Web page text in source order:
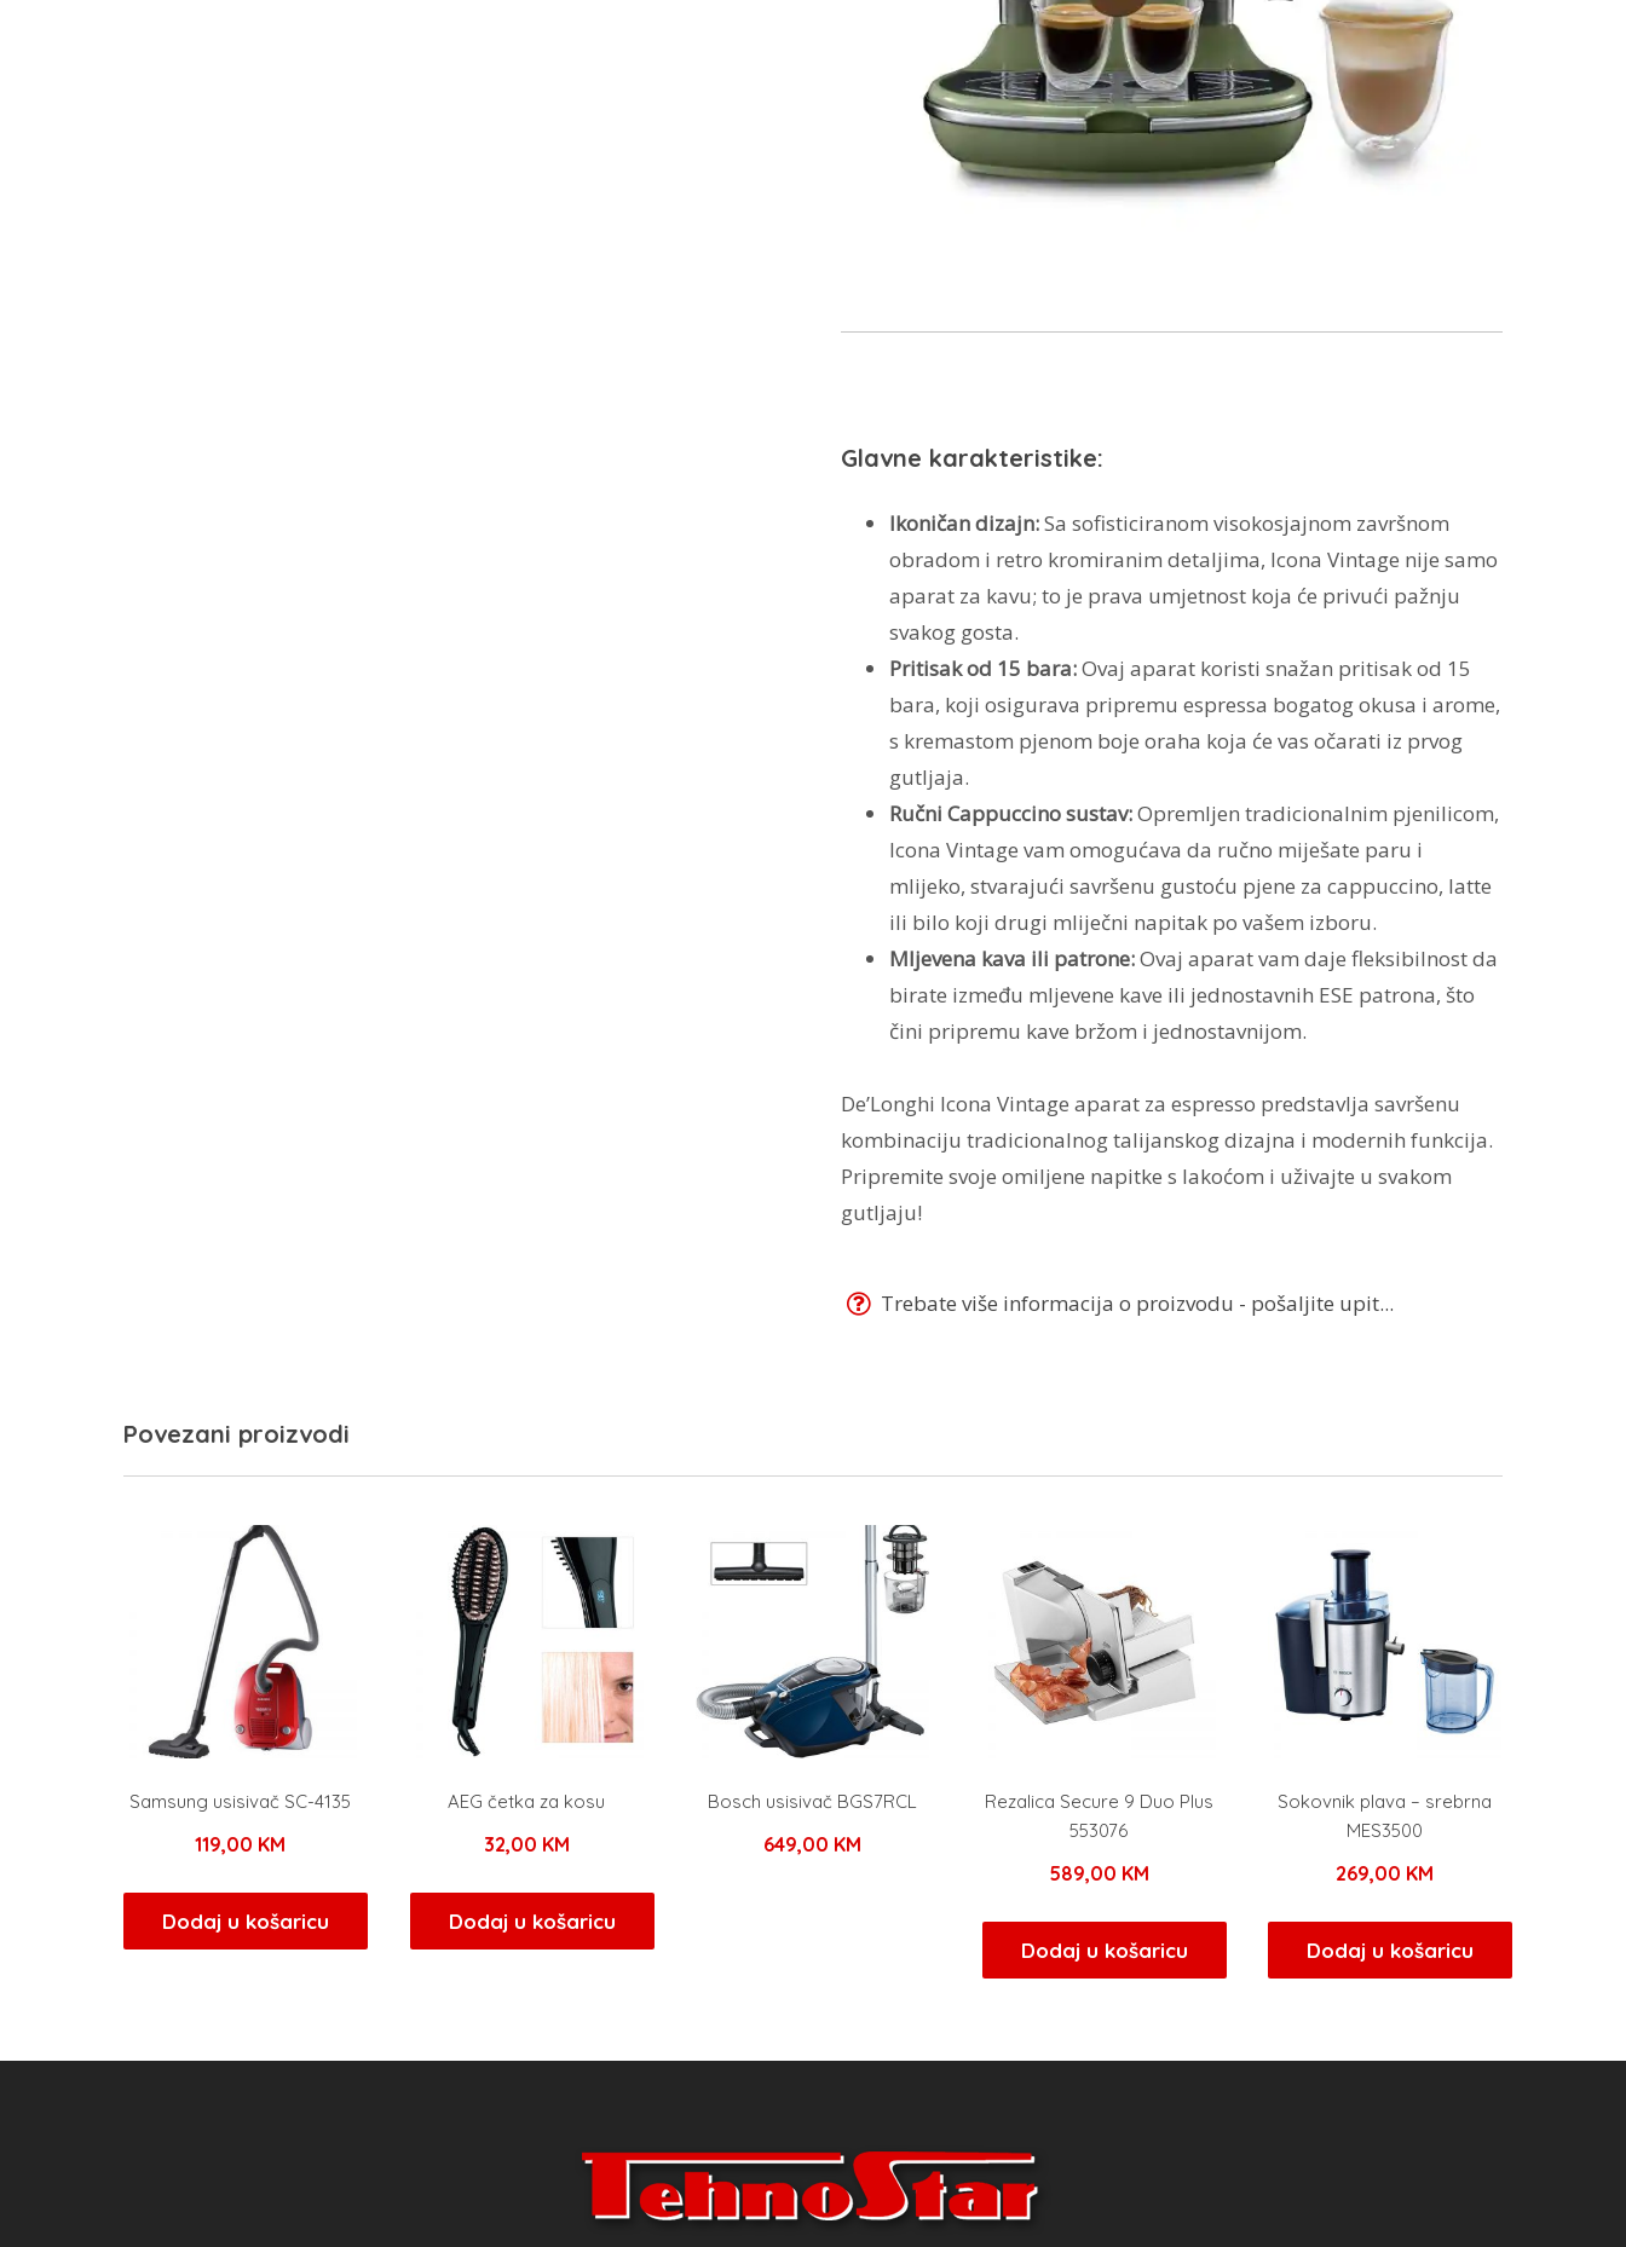
Glavne karakteristike:
Ikoničan dizajn:Sa sofisticiranom visokosjajnom završnom
obradom i retro kromiranim detaljima, Icona Vintage nije samo
aparat za kavu; to je prava umjetnost koja će privući pažnju
svakog gosta.
Pritisak od 15 bara:Ovaj aparat koristi snažan pritisak od 15
bara, koji osigurava pripremu espressa bogatog okusa i arome,
s kremastom pjenom boje oraha koja će vas očarati iz prvog
gutljaja.
Ručni Cappuccino sustav:Opremljen tradicionalnim pjenilicom,
Icona Vintage vam omogućava da ručno miješate paru i
mlijeko, stvarajući savršenu gustoću pjene za cappuccino, latte
ili bilo koji drugi mliječni napitak po vašem izboru.
Mljevena kava ili patrone:Ovaj aparat vam daje fleksibilnost da
birate između mljevene kave ili jednostavnih ESE patrona, što
čini pripremu kave bržom i jednostavnijom.
De’Longhi Icona Vintage aparat za espresso predstavlja savršenu
kombinaciju tradicionalnog talijanskog dizajna i modernih funkcija.
Pripremite svoje omiljene napitke s lakoćom i uživajte u svakom
gutljaju!
Trebate više informacija o proizvodu - pošaljite upit...
Povezani proizvodi
Samsung usisivač SC-4135
119,00 KM
Dodaj u košaricu
AEG četka za kosu
32,00 KM
Dodaj u košaricu
Bosch usisivač BGS7RCL
649,00 KM
Rezalica Secure 9 Duo Plus
553076
589,00 KM
Dodaj u košaricu
Sokovnik plava – srebrna
MES3500
269,00 KM
Dodaj u košaricu